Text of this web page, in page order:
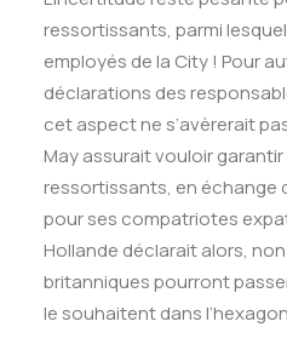
ressortissants, parmi
employés de la City ! Pour
déclarations des
cet aspect ne s’avèrerait
May assurait vouloir
ressortissants, en échange
pour ses compatriotes
Hollande déclarait alors,
britanniques pourront
le souhaitent dans